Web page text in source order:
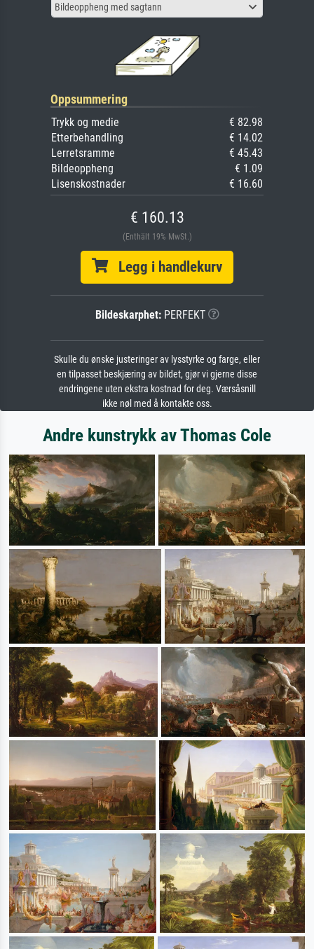
Bildeoppheng med sagtann
Oppsummering
Trykk og medie
€ 82.98
Etterbehandling
€ 14.02
Lerretsramme
€ 45.43
Bildeoppheng
€ 1.09
Lisenskostnader
€ 16.60
€ 160.13
(Enthält 19% MwSt.)
Legg i handlekurv
Bildeskarphet:PERFEKT
Skulle du ønske justeringer av lysstyrke og farge, eller
en tilpasset beskjæring av bildet, gjør vi gjerne disse
endringene uten ekstra kostnad for deg. Værsåsnill
ikke nøl med å kontakte oss.
Andre kunstrykk av Thomas Cole